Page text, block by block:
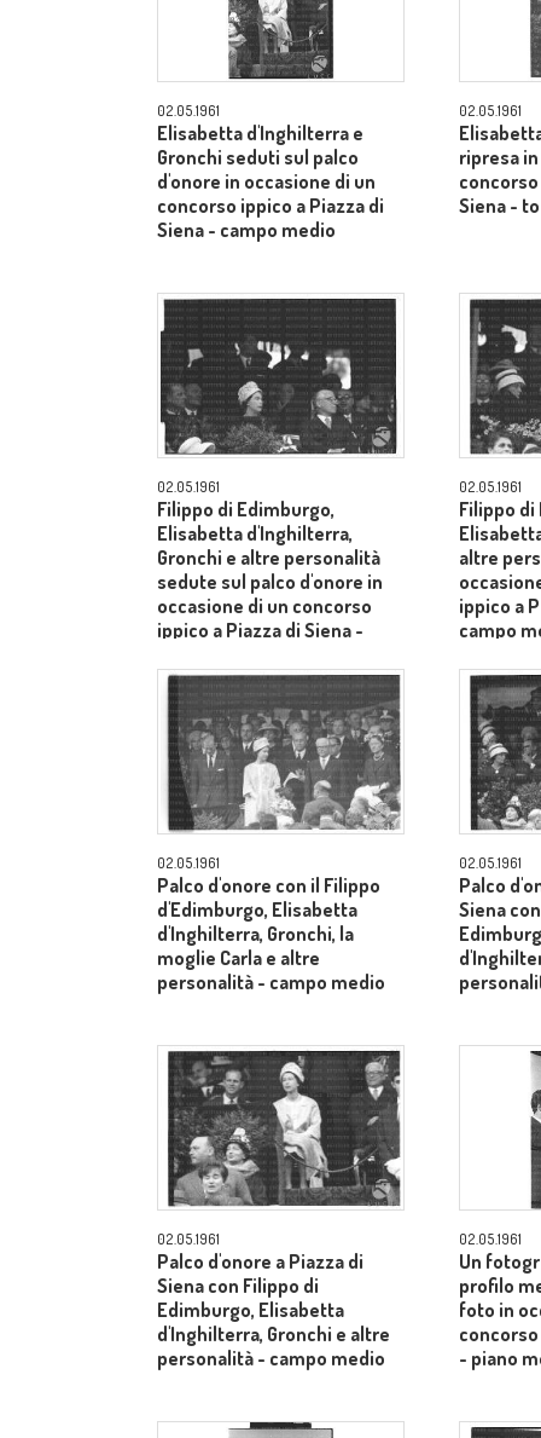
02.05.1961
Elisabetta d'Inghilterra e
Gronchi seduti sul palco
d'onore in occasione di un
concorso ippico a Piazza di
Siena - campo medio
02.05.1961
ripresa
Siena -
02.05.1961
Filippo di Edimburgo,
Elisabetta d'Inghilterra,
Gronchi e altre personalità
sedute sul palco d'onore in
occasione di un concorso
ippico a Piazza di Siena -
02.05.1961
Filippo di
altre
ippico a
campo
02.05.1961
Palco d'onore con il Filippo
d'Edimburgo, Elisabetta
d'Inghilterra, Gronchi, la
moglie Carla e altre
personalità - campo medio
02.05.1961
Palco
Siena
02.05.1961
Palco d'onore a Piazza di
Siena con Filippo di
Edimburgo, Elisabetta
d'Inghilterra, Gronchi e altre
personalità - campo medio
02.05.1961
Un
profilo
foto in
- piano